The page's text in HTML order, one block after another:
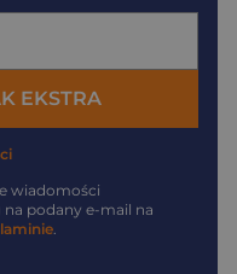
EKSTRA
wiadomości
podany e-mail na